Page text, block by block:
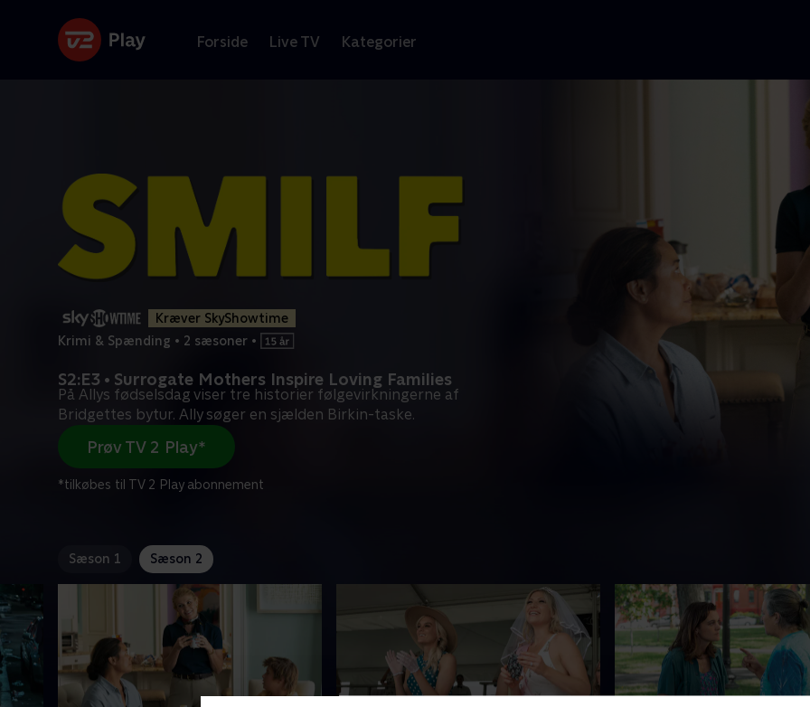
Forside Live TV Kategorier
Kræver SkyShowtime
Krimi & Spænding • 2 sæsoner •
S2:E3 • Surrogate Mothers Inspire Loving Families
På Allys fødselsdag viser tre historier følgevirkningerne af
Bridgettes bytur. Ally søger en sjælden Birkin-taske.
Prøv TV 2 Play*
*tilkøbes til TV 2 Play abonnement
Sæson 1 Sæson 2